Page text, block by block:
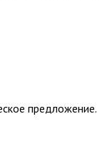
предложение.